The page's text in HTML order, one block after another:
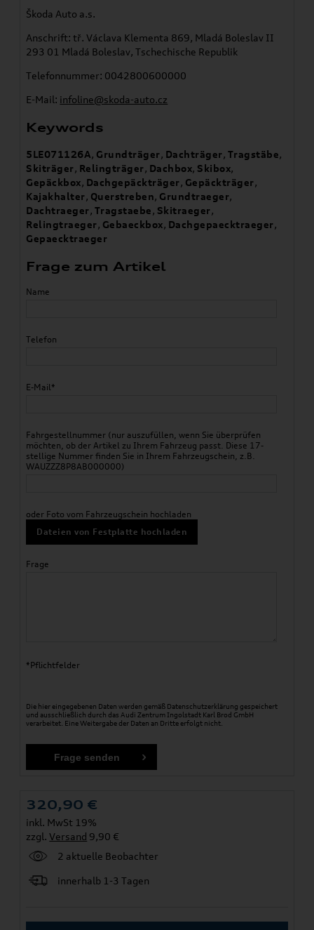
Škoda Auto a.s.
Anschrift: tř. Václava Klementa 869, Mladá Boleslav II
293 01 Mladá Boleslav, Tschechische Republik
Telefonnummer: 0042800600000
E-Mail: infoline@skoda-auto.cz
Keywords
5LE071126A, Grundträger, Dachträger, Tragstäbe,
Skiträger, Relingträger, Dachbox, Skibox,
Gepäckbox, Dachgepäckträger, Gepäckträger,
Kajakhalter, Querstreben, Grundtraeger,
Dachtraeger, Tragstaebe, Skitraeger,
Relingtraeger, Gebaeckbox, Dachgepaecktraeger,
Gepaecktraeger
Frage zum Artikel
Name
Telefon
E-Mail*
Fahrgestellnummer (nur auszufüllen, wenn Sie überprüfen
möchten, ob der Artikel zu Ihrem Fahrzeug passt. Diese 17-
stellige Nummer finden Sie in Ihrem Fahrzeugschein, z.B.
WAUZZZ8P8AB000000)
oder Foto vom Fahrzeugschein hochladen
Dateien von Festplatte hochladen
Frage
*Pflichtfelder
Die hier eingegebenen Daten werden gemäß Datenschutzerklärung gespeichert
und ausschließlich durch das Audi Zentrum Ingolstadt Karl Brod GmbH
verarbeitet. Eine Weitergabe der Daten an Dritte erfolgt nicht.
320,90 €
inkl. MwSt 19%
zzgl.Versand 9,90 €
2 aktuelle Beobachter
innerhalb 1-3 Tagen